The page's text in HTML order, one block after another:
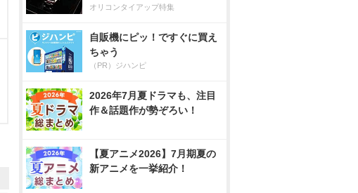
オリコンタイアップ特集
自販機にピッ！ですぐに買え
ちゃう
（PR）ジハンピ
2026年7月夏ドラマも、注目
作＆話題作が勢ぞろい！
【夏アニメ2026】7月期夏の
新アニメを一挙紹介！